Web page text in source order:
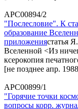
АРС00894/2
"Послесловие". К
образование
приложениястатья
Вселенной <Из
ксерокопия
[не позднее апр.
АРС00899/1
"Горячие точки
вопросы корр.